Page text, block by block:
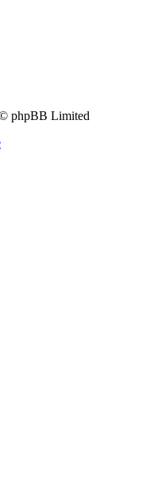
phpBB Limited